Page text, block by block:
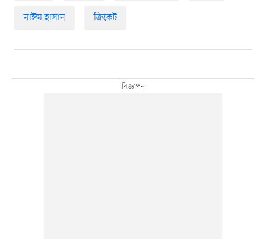
নাঈম হাসান ক্রিকেট